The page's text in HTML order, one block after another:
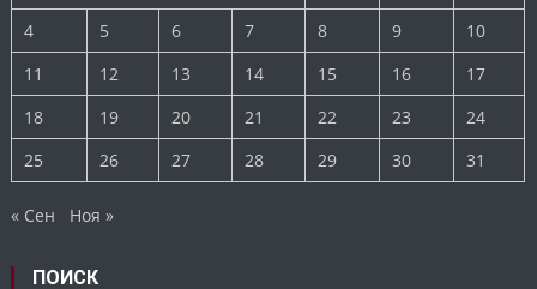
4
5 6 7 8 9
10
11
12 13 14 15 16
17
18
19 20 21 22 23
24
25
26 27 28 29 30 31
« Сен Ноя »
ПОИСК